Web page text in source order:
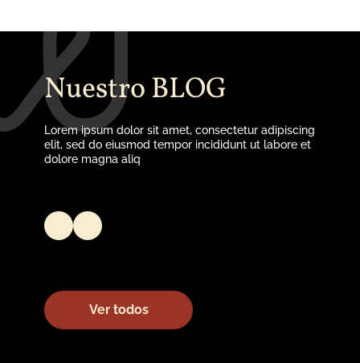
Nuestro BLOG
Lorem ipsum dolor sit amet, consectetur adipiscing
elit, sed do eiusmod tempor incididunt ut labore et
dolore magna aliq
Ver todos